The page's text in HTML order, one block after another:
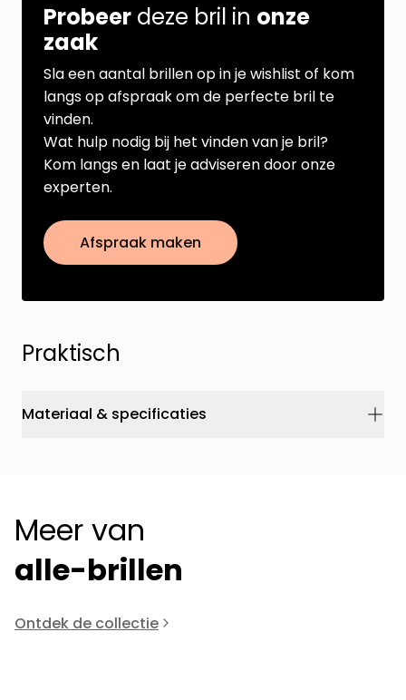
Probeer deze bril in onze
zaak
Sla een aantal brillen op in je wishlist of kom
langs op afspraak om de perfecte bril te
vinden.
Wat hulp nodig bij het vinden van je bril?
Kom langs en laat je adviseren door onze
experten.
Afspraak maken
Praktisch
Materiaal & specificaties
Meer van
alle-brillen
Ontdek de collectie